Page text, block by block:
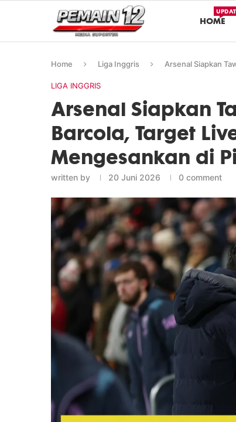
HOME
Home Liga Inggris Arsenal Siapkan
LIGA INGGRIS
Arsenal Siapkan
Barcola, Target
Mengesankan di
written by 20 Juni 2026 0 comment